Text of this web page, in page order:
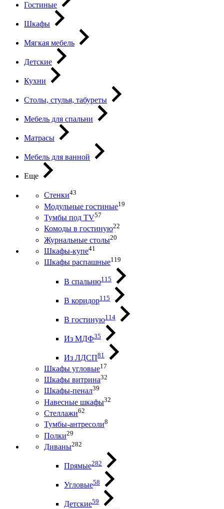
Гостиные
Шкафы
Мягкая мебель
Детские
Кухни
Столы, стулья, табуреты
Мебель для спальни
Матрасы
Мебель для ванной
Еще
Стенки43
Модульные гостиные19
Тумбы под ТV57
Комоды в гостиную22
Журнальные столы20
Шкафы-купе41
Шкафы распашные119
В спальню115
В коридор115
В гостиную114
Из МДФ35
Из ЛДСП81
Шкафы угловые17
Шкафы витрина32
Шкафы-пенал39
Навесные шкафы32
Стеллажи62
Тумбы-антресоли8
Полки29
Диваны282
Прямые282
Угловые58
Детские59